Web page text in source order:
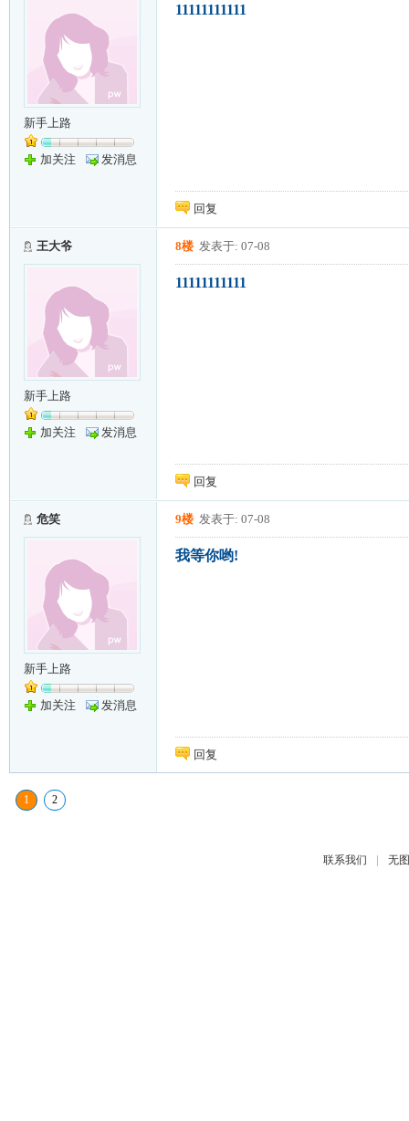
新手上路
加关注 发消息
11111111111
回复
王大爷
新手上路
加关注 发消息
8楼 发表于: 07-08
11111111111
回复
危笑
新手上路
加关注 发消息
9楼 发表于: 07-08
我等你哟!
回复
1 2
联系我们 | 无